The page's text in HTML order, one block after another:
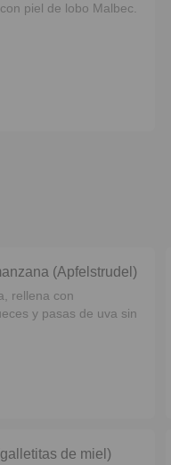
piel de lobo Malbec.
(Apfelstrudel)
rellena con
y pasas de uva sin
de miel)